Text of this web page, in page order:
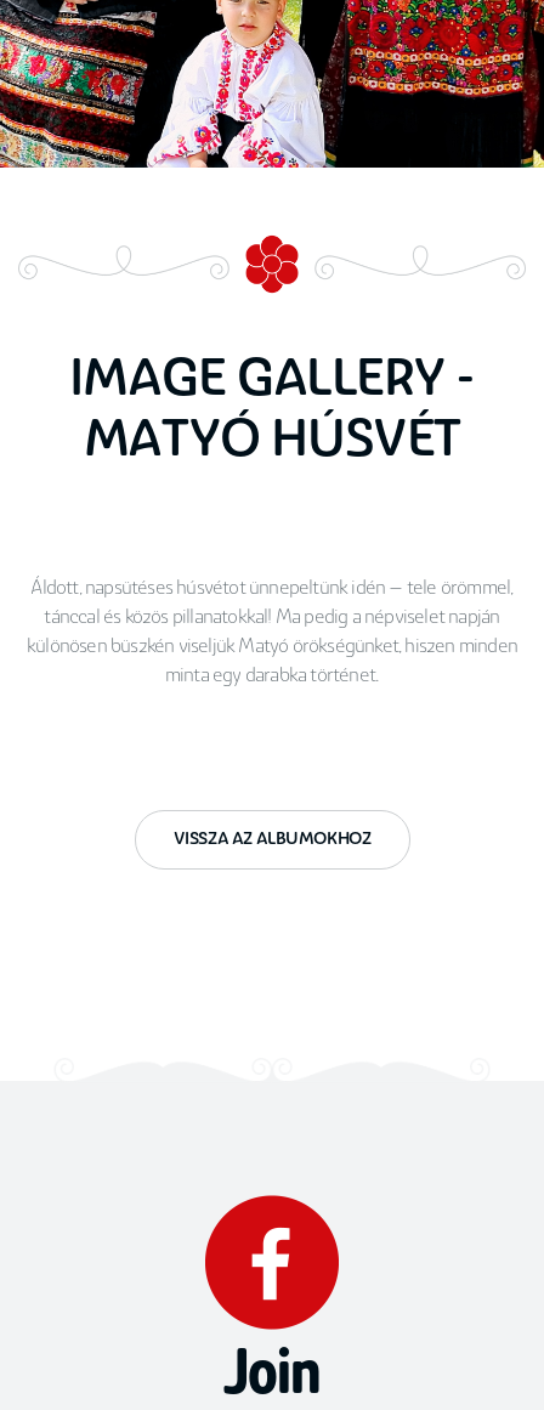
IMAGE GALLERY -
MATYÓ HÚSVÉT
Áldott, napsütéses húsvétot ünnepeltünk idén – tele örömmel,
tánccal és közös pillanatokkal! Ma pedig a népviselet napján
különösen büszkén viseljük Matyó örökségünket, hiszen minden
minta egy darabka történet.
VISSZA AZ ALBUMOKHOZ
Join